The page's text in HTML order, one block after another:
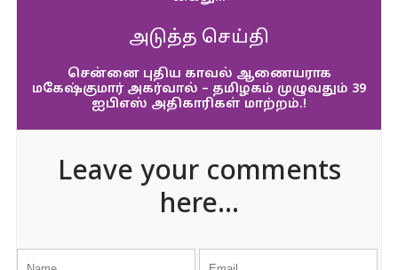
அடுத்த செய்தி
சென்னை புதிய காவல் ஆணையராக
மகேஷ்குமார் அகர்வால் – தமிழகம் முழுவதும் 39
ஐபிஎஸ் அதிகாரிகள் மாற்றம்.!
Leave your comments
here...